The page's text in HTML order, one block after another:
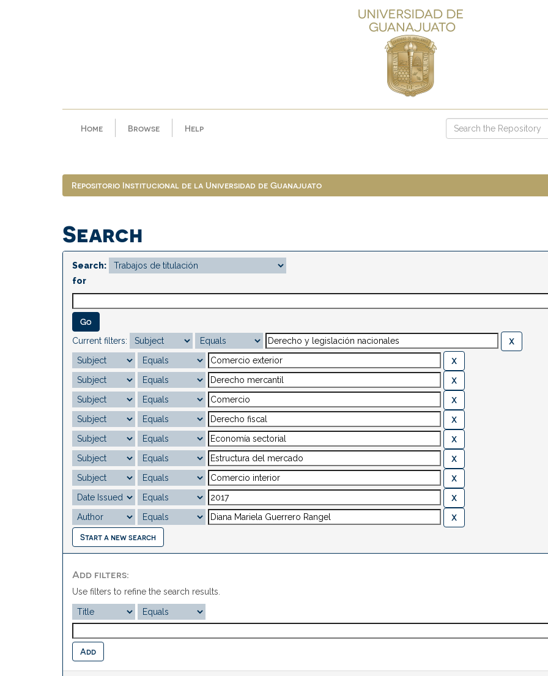
Home Browse Help
Repositorio Institucional de la Universidad de Guanajuato
Search
Search:
for
Current filters:
Start a new search
Add filters:
Use filters to refine the search results.